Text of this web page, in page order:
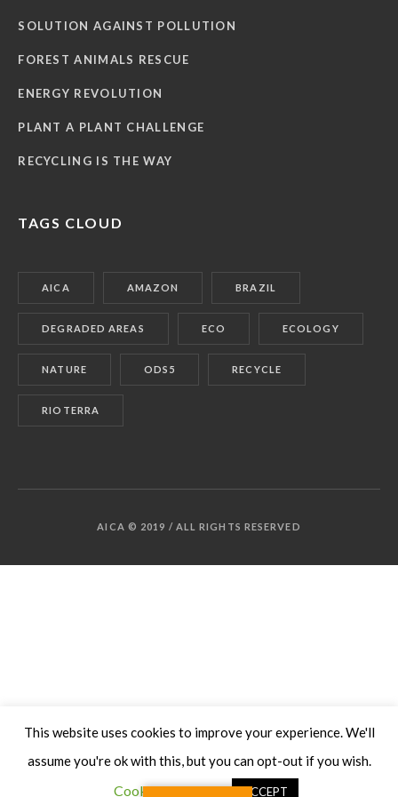
SOLUTION AGAINST POLLUTION
FOREST ANIMALS RESCUE
ENERGY REVOLUTION
PLANT A PLANT CHALLENGE
RECYCLING IS THE WAY
TAGS CLOUD
AICA AMAZON BRAZIL
DEGRADED AREAS ECO ECOLOGY
NATURE ODS5 RECYCLE
RIOTERRA
AICA © 2019 / ALL RIGHTS RESERVED
This website uses cookies to improve your experience. We'll
assume you're ok with this, but you can opt-out if you wish.
Cookie settings ACCEPT